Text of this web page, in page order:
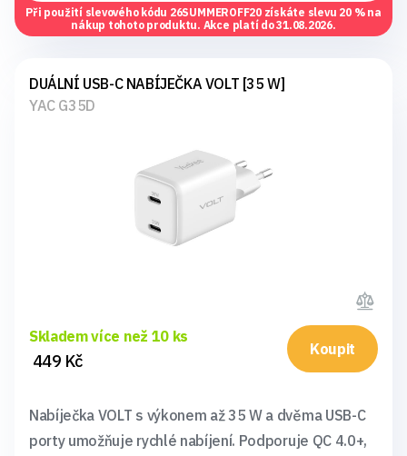
Při použití slevového kódu 26SUMMEROFF20 získáte slevu 20 % na
nákup tohoto produktu. Akce platí do 31.08.2026.
DUÁLNÍ USB-C NABÍJEČKA VOLT [35 W]
YAC G35D
Skladem více než 10 ks
449 Kč
Koupit
Nabíječka VOLT s výkonem až 35 W a dvěma USB-C
porty umožňuje rychlé nabíjení. Podporuje QC 4.0+,